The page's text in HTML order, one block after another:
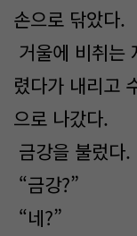
손으로 닦았다.
거울에 비취는
렸다가 내리고
으로 나갔다.
금강을 불렀다.
“금강?”
“네?”